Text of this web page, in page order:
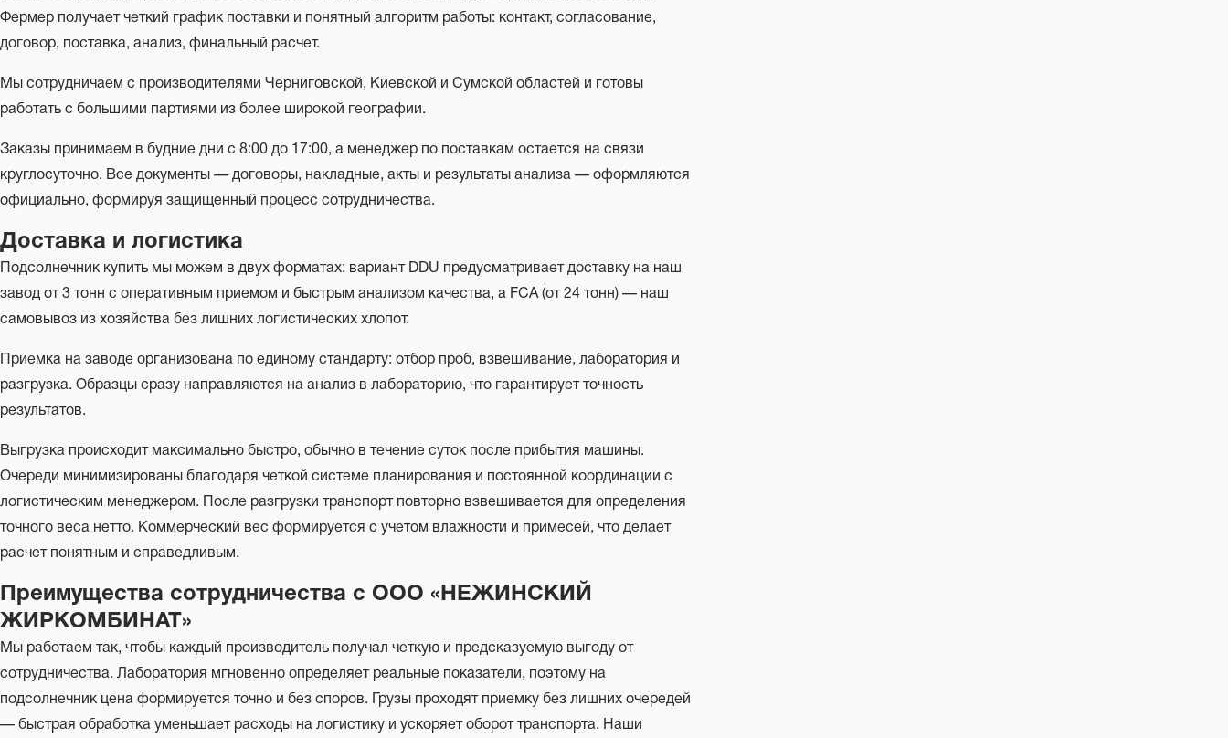
Фермер получает четкий график поставки и понятный алгоритм работы: контакт, согласование,
договор, поставка, анализ, финальный расчет.
Мы сотрудничаем с производителями Черниговской, Киевской и Сумской областей и готовы
работать с большими партиями из более широкой географии.
Заказы принимаем в будние дни с 8:00 до 17:00, а менеджер по поставкам остается на связи
круглосуточно. Все документы — договоры, накладные, акты и результаты анализа — оформляются
официально, формируя защищенный процесс сотрудничества.
Доставка и логистика
Подсолнечник купить мы можем в двух форматах: вариант DDU предусматривает доставку на наш
завод от 3 тонн с оперативным приемом и быстрым анализом качества, а FCA (от 24 тонн) — наш
самовывоз из хозяйства без лишних логистических хлопот.
Приемка на заводе организована по единому стандарту: отбор проб, взвешивание, лаборатория и
разгрузка. Образцы сразу направляются на анализ в лабораторию, что гарантирует точность
результатов.
Выгрузка происходит максимально быстро, обычно в течение суток после прибытия машины.
Очереди минимизированы благодаря четкой системе планирования и постоянной координации с
логистическим менеджером. После разгрузки транспорт повторно взвешивается для определения
точного веса нетто. Коммерческий вес формируется с учетом влажности и примесей, что делает
расчет понятным и справедливым.
Преимущества сотрудничества с ООО «НЕЖИНСКИЙ
ЖИРКОМБИНАТ»
Мы работаем так, чтобы каждый производитель получал четкую и предсказуемую выгоду от
сотрудничества. Лаборатория мгновенно определяет реальные показатели, поэтому на
подсолнечник цена формируется точно и без споров. Грузы проходят приемку без лишних очередей
— быстрая обработка уменьшает расходы на логистику и ускоряет оборот транспорта. Наши